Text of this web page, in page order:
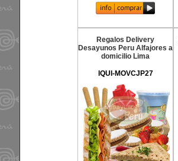
Regalos Delivery
Desayunos Peru Alfajores a
domicilio Lima
IQUI-MOVCJP27